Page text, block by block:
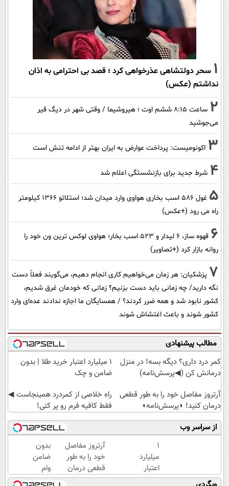
1 سحر دولتشاهی عذرخواهی کرد ؛ قصد بی احترامی به اذان
نداشتم (عکس)
2
ساعت ۸:۱۵ ششم اوت ؛ هیروشیما / وقتی شهر در دیگ قیر
می‌جوشید
3 اکونومیست: پرداخت عوارض به ایران بهتر از ادامه تنش است
4 شرط جدید برای بازنشستگی اعلام شد
5
غول 586 اسب بخاری هواوی وارد میدان شد؛ استلاتو 1366 کیلومتر
راه می رود (+عکس)
6
قهوه ساز، 6 لیدار و 523 اسب بخار؛ هواوی لوکس ترین ون خود را
روانه بازار کرد (+تصاویر)
7 پزشکیان: هر زمان می‌خواهیم کاری انجام دهیم، می‌گویند فعلاً دست
نگه دارید/ چه زمانی باید دست بزنیم؟ زمانی که خودمان غرق شدیم،
کشور نابود شد و همه ضرر کردند؟ / همسایگان ما اجازه ندادند عده‌ای وارد
کشور شوند و باعث اغتشاش شوند
مطالب پیشنهادی
کمر درد داری؟ دیگه بسه! در منزل
درمانش کن (◀پرسش‌نامه)
۱ میلیارد اعتبار خرید طلا | بدون
ضامن و چک
آرتروز مفاصل خود را به طور قطعی
درمان کنید! ◗پرسش‌نامه◖
‌راه خلاصی از کمردرد همینجاست ◀
فقط کافیه فرم رو پر کنی!
از سراسر وب
۱
میلیارد
اعتبار
خرید
آرتروز مفاصل
خود را به طور
قطعی درمان
کنید!
بدون
ضامن
وام
بگیر،